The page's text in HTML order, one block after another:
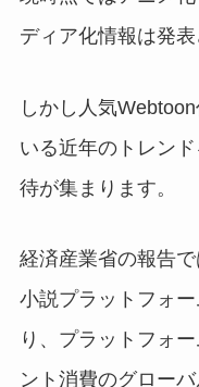
ディア化情報は発表
しかし人気
いる近年のトレン
待が集まります。
経済産業省の報告
小説プラットフォ
り、プラットフォ
ント消費のグローバ